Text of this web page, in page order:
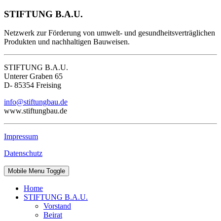
STIFTUNG B.A.U.
Netzwerk zur Förderung von umwelt- und gesundheitsverträglichen
Produkten und nachhaltigen Bauweisen.
STIFTUNG B.A.U.
Unterer Graben 65
D- 85354 Freising
info@stiftungbau.de
www.stiftungbau.de
Impressum
Datenschutz
Mobile Menu Toggle
Home
STIFTUNG B.A.U.
Vorstand
Beirat